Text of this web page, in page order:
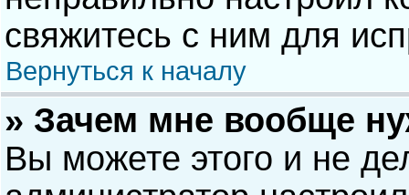
свяжитесь с ним для
Вернуться к началу
» Зачем мне вообще
Вы можете этого и не